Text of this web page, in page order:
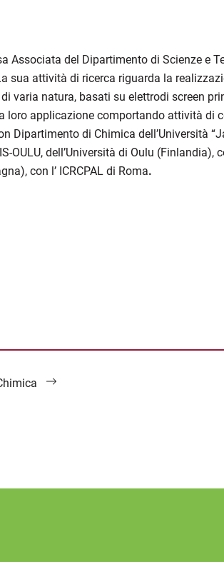
Associata del Dipartimento di Scienze e
sua attività di ricerca riguarda la
varia natura, basati su elettrodi screen
loro applicazione comportando attività di
Dipartimento di Chimica dell’Università
OULU, dell’Università di Oulu (Finlandia),
con l’ ICRCPAL di Roma.